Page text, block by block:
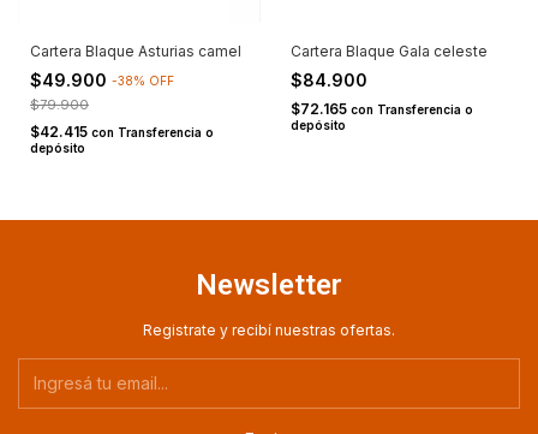
Cartera Blaque Asturias camel
$49.900 -38% OFF
$79.900
$42.415 con Transferencia o
depósito
Cartera Blaque Gala celeste
$84.900
$72.165 con Transferencia o
depósito
Newsletter
Registrate y recibí nuestras ofertas.